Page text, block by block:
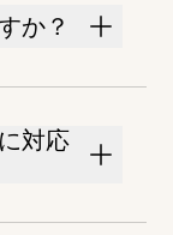
か？
対応